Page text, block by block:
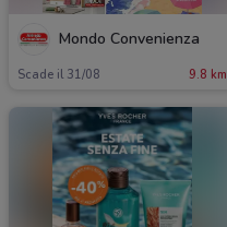
Mondo Convenienza
Scade il 31/08 9.8 km